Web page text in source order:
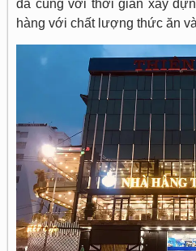
đã cùng với thời gian xây
hàng với chất lượng thức ăn